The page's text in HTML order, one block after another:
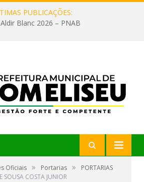
PUBLICAÇÕES:
Blanc 2026 – PNAB
Oficiais » Portarias »
PORTARIAS
SOUSA COSTA JUNIOR